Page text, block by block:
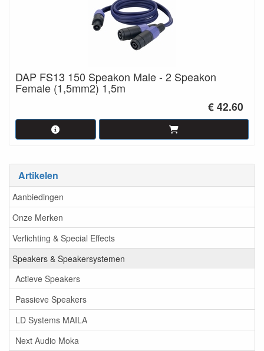
Artikelen
Aanbiedingen
Onze Merken
Verlichting & Special Effects
Speakers & Speakersystemen
Actieve Speakers
Passieve Speakers
LD Systems MAILA
Next Audio Moka
DAP FS13 150 Speakon Male - 2 Speakon
Female (1,5mm2) 1,5m
€ 42.60